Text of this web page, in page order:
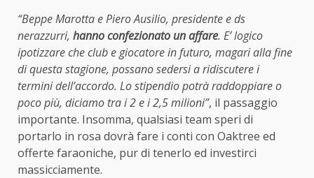
“Beppe Marotta e Piero Ausilio, presidente e ds
nerazzurri, hanno confezionato un affare. E’ logico
ipotizzare che club e giocatore in futuro, magari alla fine
di questa stagione, possano sedersi a ridiscutere i
termini dell’accordo. Lo stipendio potrà raddoppiare o
poco più, diciamo tra i 2 e i 2,5 milioni”, il passaggio
importante. Insomma, qualsiasi team speri di
portarlo in rosa dovrà fare i conti con Oaktree ed
offerte faraoniche, pur di tenerlo ed investirci
massicciamente.